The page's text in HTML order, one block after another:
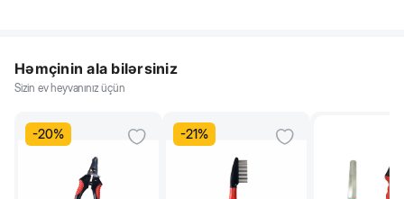
Həmçinin ala bilərsiniz
Sizin ev heyvanınız üçün
-20% -21%